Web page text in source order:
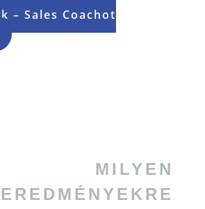
– Sales Coachot
MILYEN
EREDMÉNYEKRE